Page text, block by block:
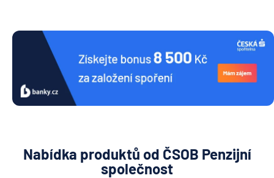
Nabídka produktů od ČSOB Penzijní
společnost